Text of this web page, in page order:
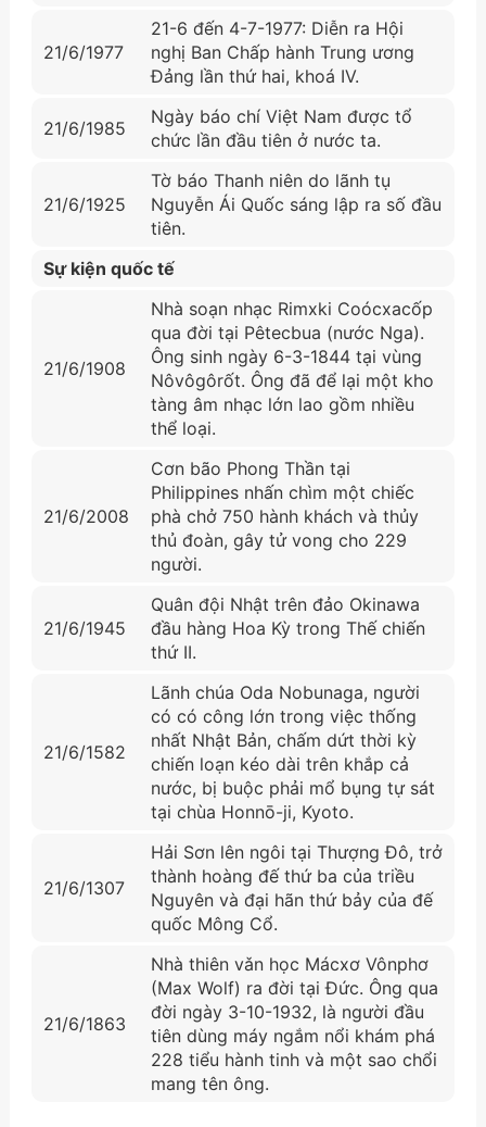
21/6/1977
21-6 đến 4-7-1977: Diễn ra Hội
nghị Ban Chấp hành Trung ương
Đảng lần thứ hai, khoá IV.
21/6/1985
Ngày báo chí Việt Nam được tổ
chức lần đầu tiên ở nước ta.
21/6/1925
Tờ báo Thanh niên do lãnh tụ
Nguyễn Ái Quốc sáng lập ra số đầu
tiên.
Sự kiện quốc tế
21/6/1908
Nhà soạn nhạc Rimxki Coócxacốp
qua đời tại Pêtecbua (nước Nga).
Ông sinh ngày 6-3-1844 tại vùng
Nôvôgôrốt. Ông đã để lại một kho
tàng âm nhạc lớn lao gồm nhiều
thể loại.
21/6/2008
Cơn bão Phong Thần tại
Philippines nhấn chìm một chiếc
phà chở 750 hành khách và thủy
thủ đoàn, gây tử vong cho 229
người.
21/6/1945
Quân đội Nhật trên đảo Okinawa
đầu hàng Hoa Kỳ trong Thế chiến
thứ II.
21/6/1582
Lãnh chúa Oda Nobunaga, người
có có công lớn trong việc thống
nhất Nhật Bản, chấm dứt thời kỳ
chiến loạn kéo dài trên khắp cả
nước, bị buộc phải mổ bụng tự sát
tại chùa Honnō-ji, Kyoto.
21/6/1307
Hải Sơn lên ngôi tại Thượng Đô, trở
thành hoàng đế thứ ba của triều
Nguyên và đại hãn thứ bảy của đế
quốc Mông Cổ.
21/6/1863
Nhà thiên vǎn học Mácxơ Vônphơ
(Max Wolf) ra đời tại Đức. Ông qua
đời ngày 3-10-1932, là người đầu
tiên dùng máy ngắm nổi khám phá
228 tiểu hành tinh và một sao chổi
mang tên ông.